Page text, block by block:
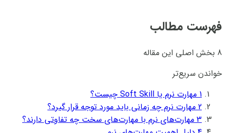
فهرست مطالب
8 بخش اصلی این مقاله
خواندن سریع‌تر
1 مهارت نرم یا Soft Skill چیست؟
2 مهارت نرم چه زمانی باید مورد توجه قرار گیرد؟
3 مهارت‌های نرم با مهارت‌های سخت چه تفاوتی دارند؟